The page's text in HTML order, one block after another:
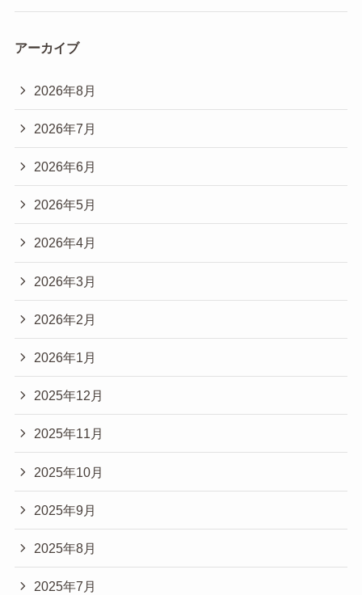
アーカイブ
2026年8月
2026年7月
2026年6月
2026年5月
2026年4月
2026年3月
2026年2月
2026年1月
2025年12月
2025年11月
2025年10月
2025年9月
2025年8月
2025年7月